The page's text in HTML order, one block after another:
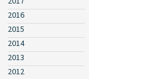
2016
2015
2014
2013
2012